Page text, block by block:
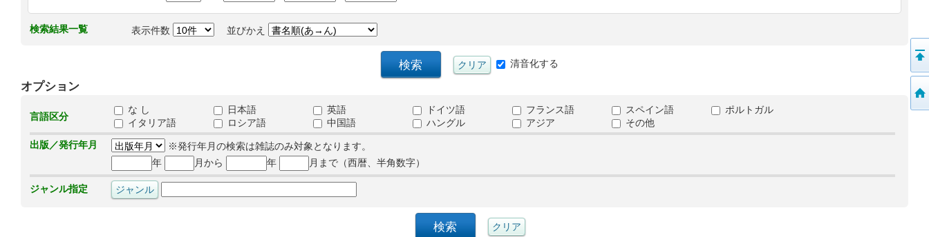
検索結果一覧 表示件数 並びかえ
清音化する
オプション
言語区分
な し 日本語 英語 ドイツ語 フランス語 スペイン語
ポルトガル
イタリア語
ロシア語 中国語 ハングル アジア
その他
出版／発行年月
※発行年月の検索は雑誌のみ対象となります。
年
月から 年 月まで（西暦、半角数字）
ジャンル指定